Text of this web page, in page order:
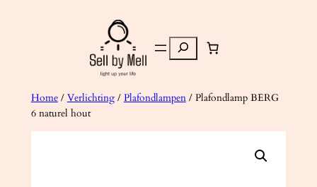
Zoeken
Home/ Verlichting/ Plafondlampen/ Plafondlamp BERG
6 naturel hout